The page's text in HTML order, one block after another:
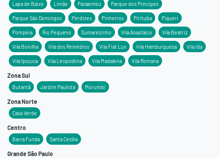
Lapa de Baixo Limão Pacaembú Parque dos Príncipes
Parque São Domingos Perdizes Pinheiros Pirituba Piqueri
Pompéia Rio Pequeno Sumarezinho Vila Anastácio Vila Beatriz
Vila Bonilha Vila dos Remédios Vila Fiat Lux Vila Hamburguesa Vila Ida
Vila Ipojuca Vila Leopoldina Vila Madalena Vila Romana
Zona Sul
Butantã Jardim Paulista Morumbi
Zona Norte
Casa Verde
Centro
Barra Funda Santa Cecília
Grande São Paulo